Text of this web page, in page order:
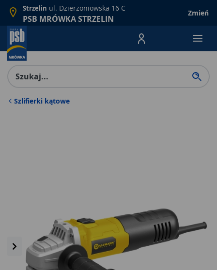
Strzelin ul. Dzierżoniowska 16 C
PSB MRÓWKA STRZELIN
Zmień
Menu Produktów,
Szlifierki kątowe